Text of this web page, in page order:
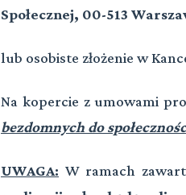
Społecznej, 00-513
lub osobiste złożenie w
Na kopercie z umowami
bezdomnych do
UWAGA: W ramach